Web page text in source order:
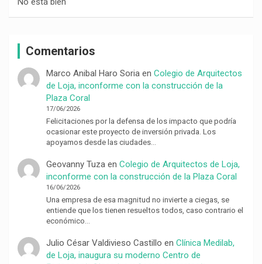
Comentarios
Marco Anibal Haro Soriaen Colegio de Arquitectos
de Loja, inconforme con la construcción de la
Plaza Coral
17/06/2026
Felicitaciones por la defensa de los impacto que podría
ocasionar este proyecto de inversión privada. Los
apoyamos desde las ciudades…
Geovanny Tuzaen Colegio de Arquitectos de Loja,
inconforme con la construcción de la Plaza Coral
16/06/2026
Una empresa de esa magnitud no invierte a ciegas, se
entiende que los tienen resueltos todos, caso contrario el
económico…
Julio César Valdivieso Castillo en Clínica Medilab,
de Loja, inaugura su moderno Centro de